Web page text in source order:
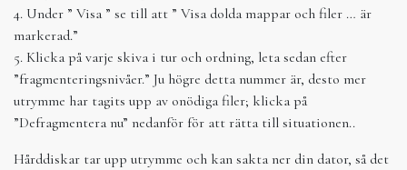
4. Under ” Visa ” se till att ” Visa dolda mappar och filer … är
markerad.”
5. Klicka på varje skiva i tur och ordning, leta sedan efter
”fragmenteringsnivåer.” Ju högre detta nummer är, desto mer
utrymme har tagits upp av onödiga filer; klicka på
”Defragmentera nu” nedanför för att rätta till situationen..
Hårddiskar tar upp utrymme och kan sakta ner din dator, så det